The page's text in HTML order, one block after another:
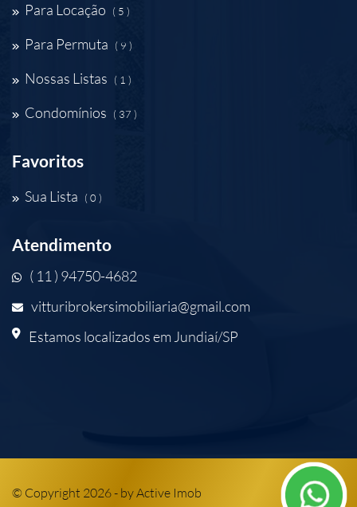
Para Locação ( 5 )
Para Permuta ( 9 )
Nossas Listas ( 1 )
Condomínios ( 37 )
Favoritos
Sua Lista ( 0 )
Atendimento
( 11 ) 94750-4682
vitturibrokersimobiliaria@gmail.com
Estamos localizados em Jundiaí/SP
© Copyright 2026 - byActive Imob